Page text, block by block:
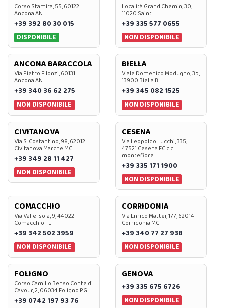
Corso Stamira, 55, 60122
Ancona AN
+39 392 80 30 015
DISPONIBILE
Località Grand Chemin, 30,
11020 Saint
+39 335 577 0655
NON DISPONIBILE
ANCONA BARACCOLA
Via Pietro Filonzi, 60131
Ancona AN
+39 340 36 62 275
NON DISPONIBILE
BIELLA
Viale Domenico Modugno, 3b,
13900 Biella BI
+39 345 082 1525
NON DISPONIBILE
CIVITANOVA
Via S. Costantino, 98, 62012
Civitanova Marche MC
+39 349 28 11 427
NON DISPONIBILE
CESENA
Via Leopoldo Lucchi, 335,
47521 Cesena FC c.c.
montefiore
+39 335 171 1900
NON DISPONIBILE
COMACCHIO
Via Valle Isola, 9, 44022
Comacchio FE
+39 342 502 3959
NON DISPONIBILE
CORRIDONIA
Via Enrico Mattei, 177, 62014
Corridonia MC
+39 340 77 27 938
NON DISPONIBILE
FOLIGNO
Corso Camillo Benso Conte di
Cavour, 2, 06034 Foligno PG
+39 0742 197 93 76
GENOVA
+39 335 675 6726
NON DISPONIBILE